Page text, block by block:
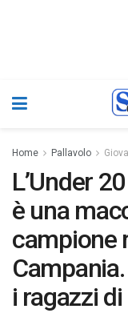
Home Pallavolo
L’Under
è una
campione
i ragazzi